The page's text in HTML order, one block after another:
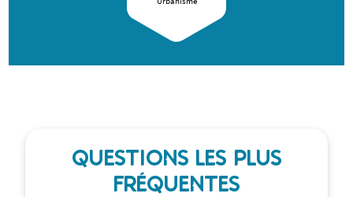
QUESTIONS LES PLUS
FRÉQUENTES